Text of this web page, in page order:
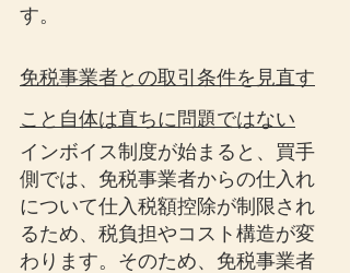
す。
免税事業者との取引条件を見直す
こと自体は直ちに問題ではない
インボイス制度が始まると、買手
側では、免税事業者からの仕入れ
について仕入税額控除が制限され
るため、税負担やコスト構造が変
わります。そのため、免税事業者